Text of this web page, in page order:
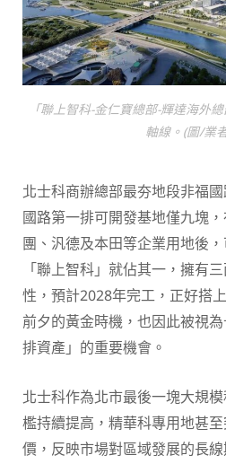
「聯上智科-金仁寶總部-輝達海外
軸線。(圖/業
北士科商辦總部最夯地段非福
國路第一排可開發基地僅九塊
團、汎德及本田等企業用地後
「聯上智科」就佔其一，擁有
性，預計2028年完工，正好搭
前夕的黃金時機，也因此被視
排資產」的重要機會。
北士科作為北市最後一塊大規
檻持續提高，精華科專用地甚
價，反映市場對區域發展的長